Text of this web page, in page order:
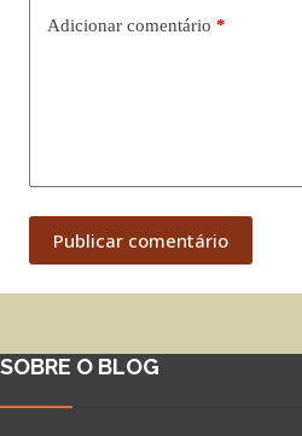
Adicionar comentário *
Publicar comentário
SOBRE O BLOG